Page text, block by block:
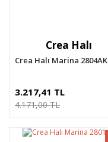
Crea Halı
Crea Halı Marina 2804AK
3.217,41 TL
4.171,00 TL